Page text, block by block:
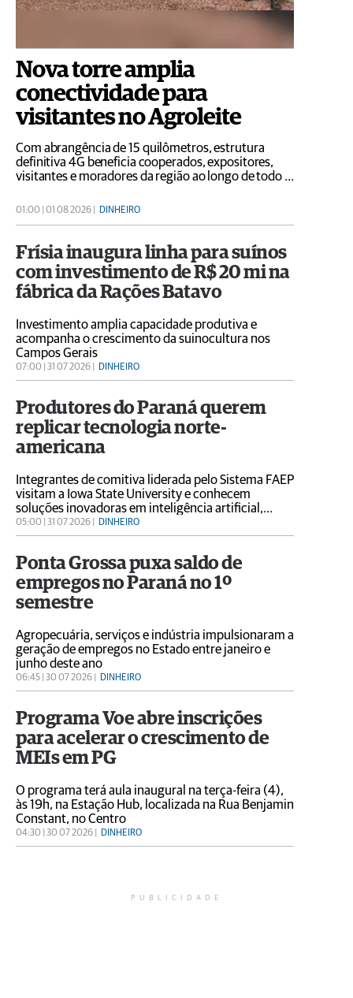
Nova torre amplia
conectividade para
visitantes no Agroleite
Com abrangência de 15 quilômetros, estrutura
definitiva 4G beneficia cooperados, expositores,
visitantes e moradores da região ao longo de todo o
01:00 | 01 08 2026 | DINHEIRO
Frísia inaugura linha para suínos
com investimento de R$ 20 mi na
fábrica da Rações Batavo
Investimento amplia capacidade produtiva e
acompanha o crescimento da suinocultura nos
Campos Gerais
07:00 | 31 07 2026 | DINHEIRO
Produtores do Paraná querem
replicar tecnologia norte-
americana
Integrantes de comitiva liderada pelo Sistema FAEP
visitam a Iowa State University e conhecem
soluções inovadoras em inteligência artificial,
sensoriamento remoto e automação para
alavancar a produtividade e a sustentabilidade no
05:00 | 31 07 2026 | DINHEIRO
Ponta Grossa puxa saldo de
empregos no Paraná no 1º
semestre
Agropecuária, serviços e indústria impulsionaram a
geração de empregos no Estado entre janeiro e
junho deste ano
06:45 | 30 07 2026 | DINHEIRO
Programa Voe abre inscrições
para acelerar o crescimento de
MEIs em PG
O programa terá aula inaugural na terça-feira (4),
às 19h, na Estação Hub, localizada na Rua Benjamin
Constant, no Centro
04:30 | 30 07 2026 | DINHEIRO
PUBLICIDADE